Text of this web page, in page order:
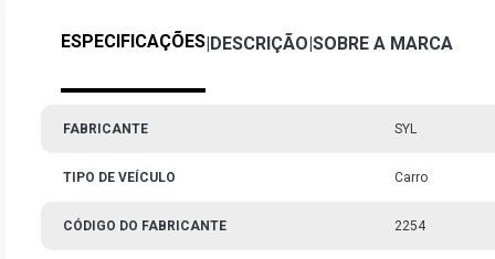
ESPECIFICAÇÕES|DESCRIÇÃO|SOBRE A MARCA
FABRICANTE SYL
TIPO DE VEÍCULO Carro
CÓDIGO DO FABRICANTE 2254